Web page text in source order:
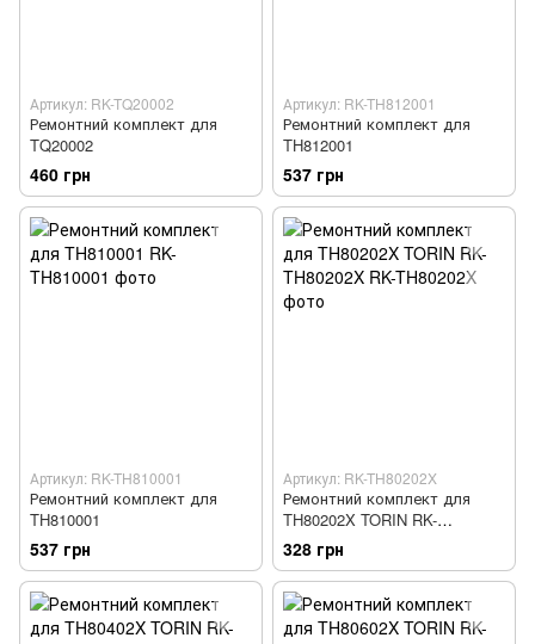
Артикул: RK-TQ20002
Ремонтний комплект для
TQ20002
460 грн
Артикул: RK-TH812001
Ремонтний комплект для
TH812001
537 грн
Артикул: RK-TH810001
Ремонтний комплект для
TH810001
537 грн
Артикул: RK-TH80202X
Ремонтний комплект для
TH80202X TORIN RK-
TH80202X
328 грн